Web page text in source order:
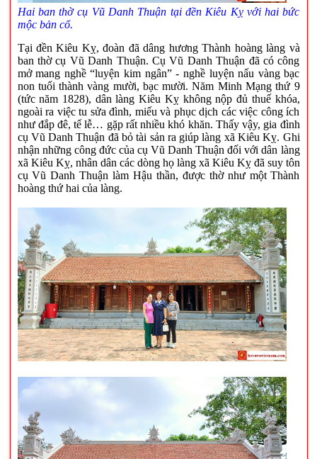
Hai ban thờ cụ Vũ Danh Thuận tại đền Kiêu Kỵ với hai bức
mộc bản cổ.
Tại đền Kiêu Kỵ, đoàn đã dâng hương Thành hoàng làng và
ban thờ cụ Vũ Danh Thuận. Cụ Vũ Danh Thuận đã có công
mở mang nghề “luyện kim ngân” - nghề luyện nấu vàng bạc
non tuổi thành vàng mười, bạc mười. Năm Minh Mạng thứ 9
(tức năm 1828), dân làng Kiêu Kỵ không nộp đủ thuế khóa,
ngoài ra việc tu sửa đình, miếu và phục dịch các việc công ích
như đắp đê, tế lễ… gặp rất nhiều khó khăn. Thấy vậy, gia đình
cụ Vũ Danh Thuận đã bỏ tài sản ra giúp làng xã Kiêu Kỵ. Ghi
nhận những công đức của cụ Vũ Danh Thuận đối với dân làng
xã Kiêu Kỵ, nhân dân các dòng họ làng xã Kiêu Kỵ đã suy tôn
cụ Vũ Danh Thuận làm Hậu thần, được thờ như một Thành
hoàng thứ hai của làng.